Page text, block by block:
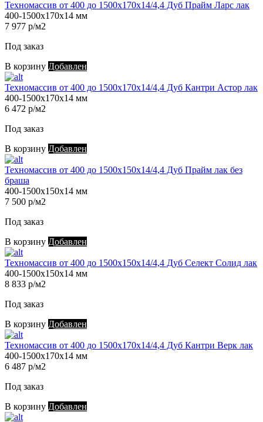
Техномассив от 400 до 1500х170х14/4,4 Дуб Прайм Ларс лак
400-1500х170х14 мм
7 977 р/м2
Под заказ
В корзину Добавлен
Техномассив от 400 до 1500х170х14/4,4 Дуб Кантри Астор лак
400-1500х170х14 мм
6 472 р/м2
Под заказ
В корзину Добавлен
Техномассив от 400 до 1500х150х14/4,4 Дуб Прайм лак без
браша
400-1500х150х14 мм
7 500 р/м2
Под заказ
В корзину Добавлен
Техномассив от 400 до 1500х150х14/4,4 Дуб Селект Солид лак
400-1500х150х14 мм
8 833 р/м2
Под заказ
В корзину Добавлен
Техномассив от 400 до 1500х170х14/4,4 Дуб Кантри Верк лак
400-1500х170х14 мм
6 487 р/м2
Под заказ
В корзину Добавлен